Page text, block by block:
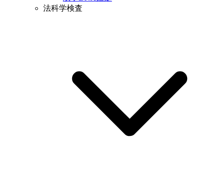
法科学検査